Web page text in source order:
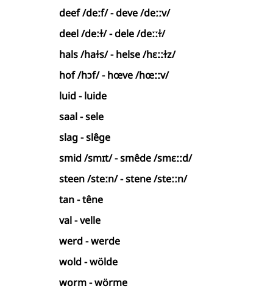
deef /deːf/ - deve /deːːv/
deel /deːɫ/ - dele /deːːɫ/
hals /haɫs/ - helse /hɛːːɫz/
hof /hɔf/ - hœve /hœːːv/
luid - luide
saal - sele
slag - slêge
smid /smɪt/ - smêde /smɛːːd/
steen /steːn/ - stene /steːːn/
tan - têne
val - velle
werd - werde
wold - wölde
worm - wörme